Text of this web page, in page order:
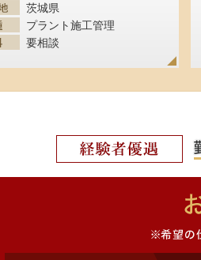
茨城県
プラント施工管理
要相談